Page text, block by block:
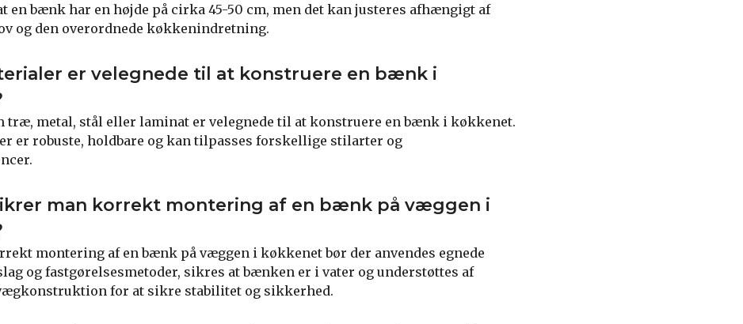
en bænk har en højde på cirka 45-50 cm, men det kan justeres afhængigt af
og den overordnede køkkenindretning.
er velegnede til at konstruere en bænk i
træ, metal, stål eller laminat er velegnede til at konstruere en bænk i køkkenet.
er robuste, holdbare og kan tilpasses forskellige stilarter og
man korrekt montering af en bænk på væggen i
montering af en bænk på væggen i køkkenet bør der anvendes egnede
og fastgørelsesmetoder, sikres at bænken er i vater og understøttes af
for at sikre stabilitet og sikkerhed.